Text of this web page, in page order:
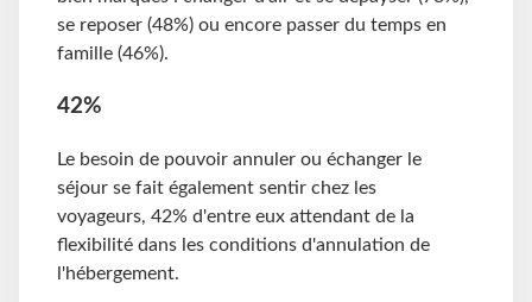
se reposer (48%) ou encore passer du temps en
famille (46%).
42%
Le besoin de pouvoir annuler ou échanger le
séjour se fait également sentir chez les
voyageurs, 42% d'entre eux attendant de la
flexibilité dans les conditions d'annulation de
l'hébergement.